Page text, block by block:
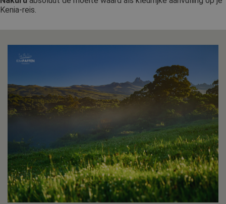
Kenia-reis.